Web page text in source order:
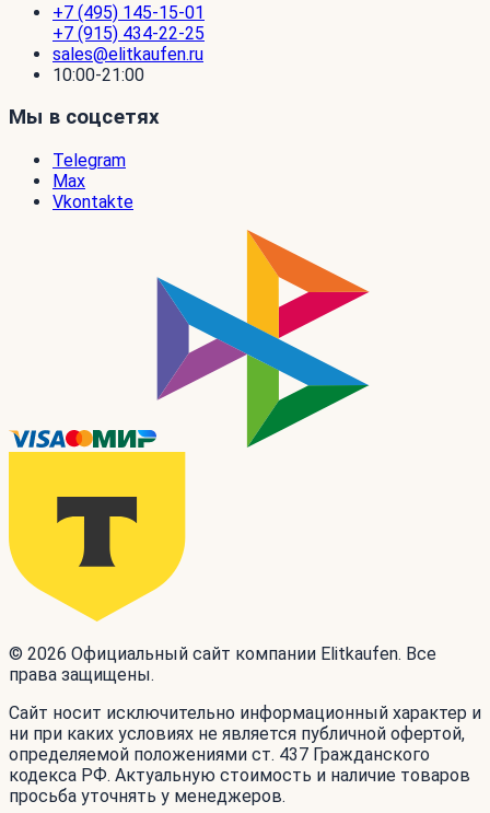
+7 (495) 145-15-01
+7 (915) 434-22-25
sales@elitkaufen.ru
10:00-21:00
Мы в соцсетях
Telegram
Max
Vkontakte
© 2026 Официальный сайт компании Elitkaufen. Все
права защищены.
Сайт носит исключительно информационный характер и
ни при каких условиях не является публичной офертой,
определяемой положениями ст. 437 Гражданского
кодекса РФ. Актуальную стоимость и наличие товаров
просьба уточнять у менеджеров.